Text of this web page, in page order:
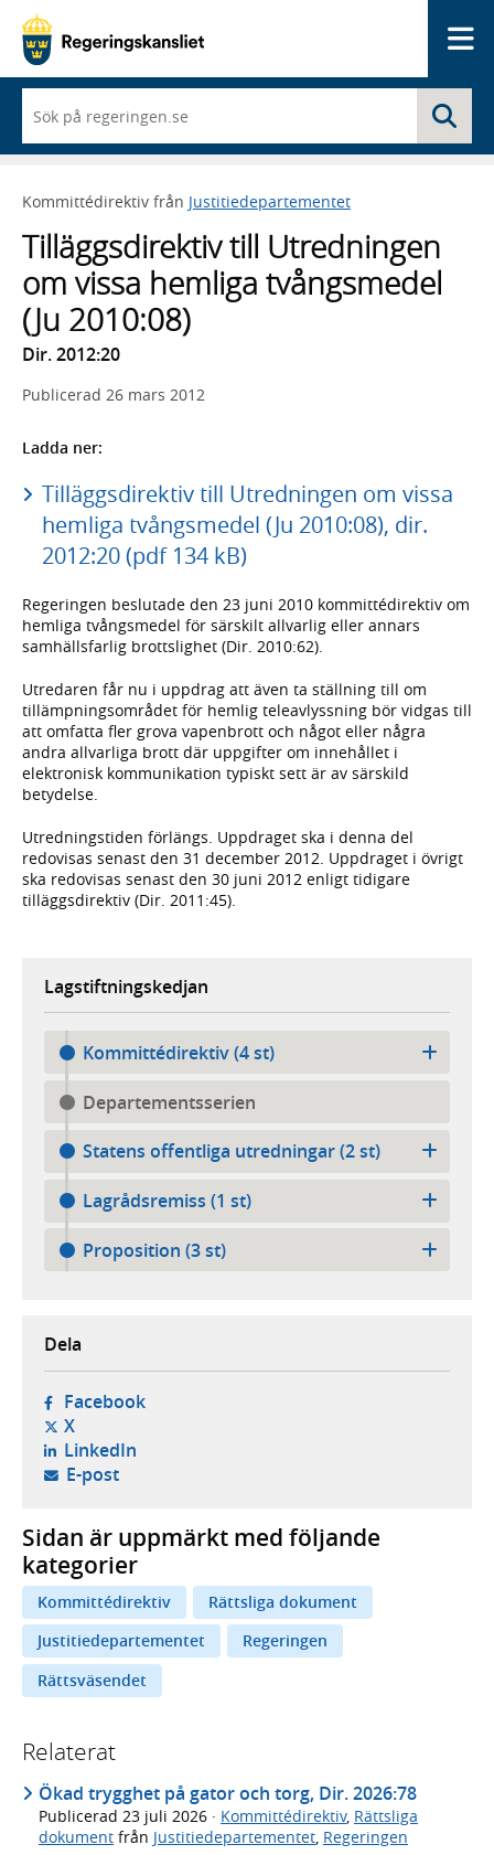
du
börjar
skriva
framträder
lista
med
sökförslag
Kommittédirektiv från Justitiedepartementet
Tilläggsdirektiv till Utredningen
om vissa hemliga tvångsmedel
(Ju 2010:08)
Dir. 2012:20
Publicerad 26 mars 2012
Ladda ner:
Tilläggsdirektiv till Utredningen om vissa
hemliga tvångsmedel (Ju 2010:08), dir.
2012:20 (pdf 134 kB)
Regeringen beslutade den 23 juni 2010 kommittédirektiv om
hemliga tvångsmedel för särskilt allvarlig eller annars
samhällsfarlig brottslighet (Dir. 2010:62).
Utredaren får nu i uppdrag att även ta ställning till om
tillämpningsområdet för hemlig teleavlyssning bör vidgas till
att omfatta fler grova vapenbrott och något eller några
andra allvarliga brott där uppgifter om innehållet i
elektronisk kommunikation typiskt sett är av särskild
betydelse.
Utredningstiden förlängs. Uppdraget ska i denna del
redovisas senast den 31 december 2012. Uppdraget i övrigt
ska redovisas senast den 30 juni 2012 enligt tidigare
tilläggsdirektiv (Dir. 2011:45).
Lagstiftningskedjan
Kommittédirektiv (4 st)
Departementsserien
Statens offentliga utredningar (2 st)
Lagrådsremiss (1 st)
Proposition (3 st)
Dela
Facebook- öppnas i ny flik, extern webbplats,
X- öppnas i ny flik, extern webbplats,
LinkedIn- öppnas i ny flik, extern webbplats,
E-post- öppnar din e-postklient,
Sidan är uppmärkt med följande
kategorier
Kommittédirektiv
Rättsliga dokument
Justitiedepartementet
Regeringen
Rättsväsendet
Relaterat
Ökad trygghet på gator och torg, Dir. 2026:78
Publicerad 23 juli 2026 · Kommittédirektiv, Rättsliga
dokument från Justitiedepartementet, Regeringen